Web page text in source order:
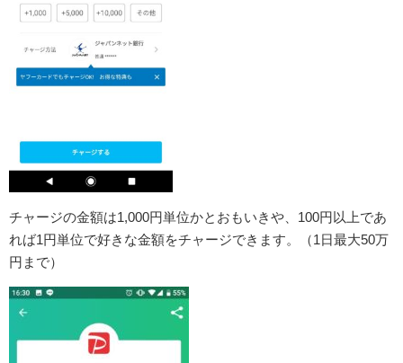
チャージの金額は1,000円単位かとおもいきや、100円以上であ
れば1円単位で好きな金額をチャージできます。（1日最大50万
円まで）